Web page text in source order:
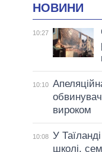
НОВИНИ
10:27
10:10
вироком
10:08 У
школі,